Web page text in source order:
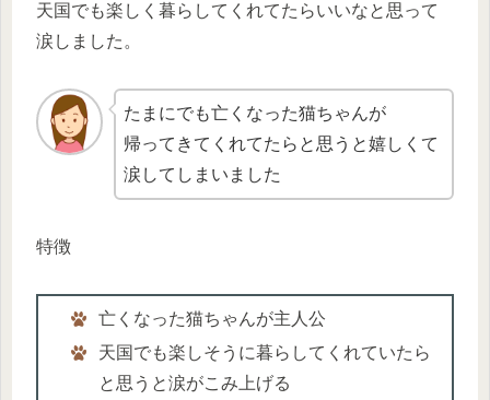
天国でも楽しく暮らしてくれてたらいいなと思って
涙しました。
たまにでも亡くなった猫ちゃんが
帰ってきてくれてたらと思うと嬉しくて
涙してしまいました
特徴
亡くなった猫ちゃんが主人公
天国でも楽しそうに暮らしてくれていたら
と思うと涙がこみ上げる